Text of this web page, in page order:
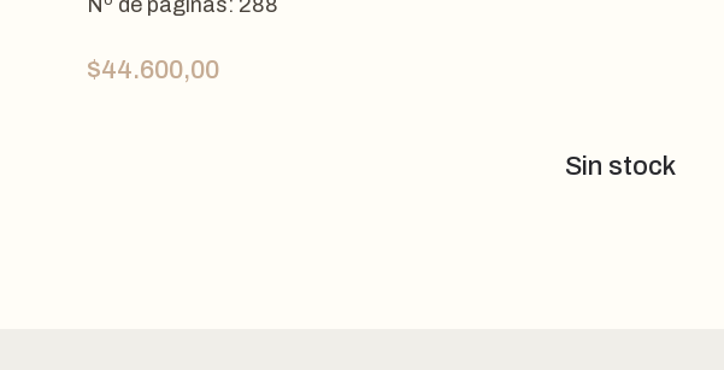
Nº de páginas: 288
$44.600,00
Sin stock